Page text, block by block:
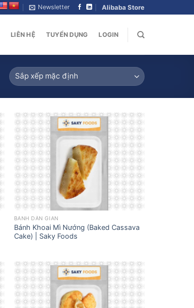
Newsletter Alibaba Store
LIÊN HỆ TUYỂN DỤNG LOGIN
BÁNH DÂN GIAN
Bánh Khoai Mì Nướng (Baked Cassava
Cake) | Saky Foods